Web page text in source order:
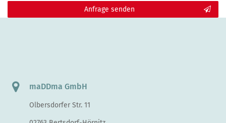
Honig
Anfrage senden
maDDma GmbH
Olbersdorfer Str. 11